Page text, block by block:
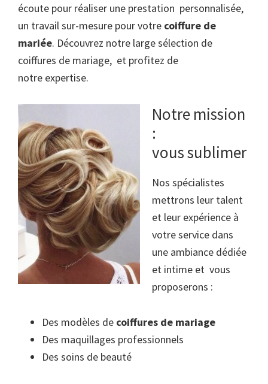
écoute pour réaliser une prestation personnalisée,
un travail sur-mesure pour votre coiffure de
mariée. Découvrez notre large sélection de
coiffures de mariage, et profitez de
notre expertise.
Notre mission
:
vous sublimer
Nos spécialistes
mettrons leur talent
et leur expérience à
votre service dans
une ambiance dédiée
et intime et vous
proposerons :
Des modèles de coiffures de mariage
Des maquillages professionnels
Des soins de beauté